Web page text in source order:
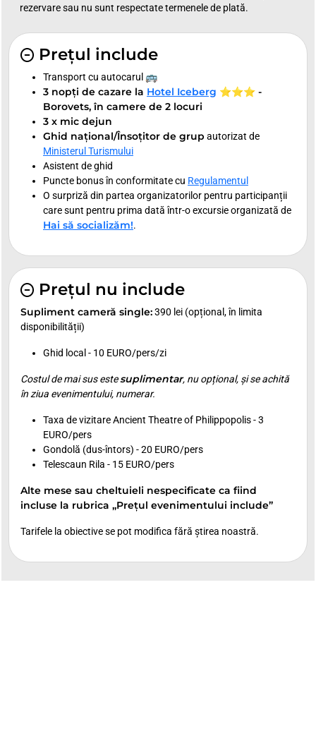
rezervare sau nu sunt respectate termenele de plată.
Prețul include
Transport cu autocarul 🚌
3 nopți de cazare la Hotel Iceberg ⭐⭐⭐ -
Borovets, în camere de 2 locuri
3 x mic dejun
Ghid național/Însoțitor de grup autorizat de
Ministerul Turismului
Asistent de ghid
Puncte bonus în conformitate cu Regulamentul
O surpriză din partea organizatorilor pentru participanții
care sunt pentru prima dată într-o excursie organizată de
Hai să socializăm!.
Prețul nu include
Supliment cameră single:390 lei (opțional, în limita
disponibilității)
Ghid local - 10 EURO/pers/zi
Costul de mai sus estesuplimentar, nu opțional, și se achită
în ziua evenimentului, numerar.
Taxa de vizitare Ancient Theatre of Philippopolis - 3
EURO/pers
Gondolă (dus-întors) - 20 EURO/pers
Telescaun Rila - 15 EURO/pers
Alte mese sau cheltuieli nespecificate ca fiind
incluse la rubrica „Prețul evenimentului include”
Tarifele la obiective se pot modifica fără știrea noastră.